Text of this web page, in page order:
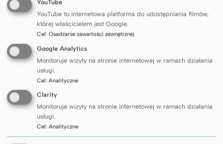
INNE WYDARZENIA
SIE26
Konferencja ESSSB 2026 - 21st
European Symposium on Suicide
Radisson Blu Hotel Lietuva, Wilno
YouTube
YouTube to internetowa platforma do udostępniania filmów,
której właścicielem jest Google.
Cel: Osadzanie zawartości zewnętrznej
Google Analytics
Monitoruje wizyty na stronie internetowej w ramach działania
usługi.
Cel: Analityczne
Clarity
Monitoruje wizyty na stronie internetowej w ramach działania
usługi.
Cel: Analityczne